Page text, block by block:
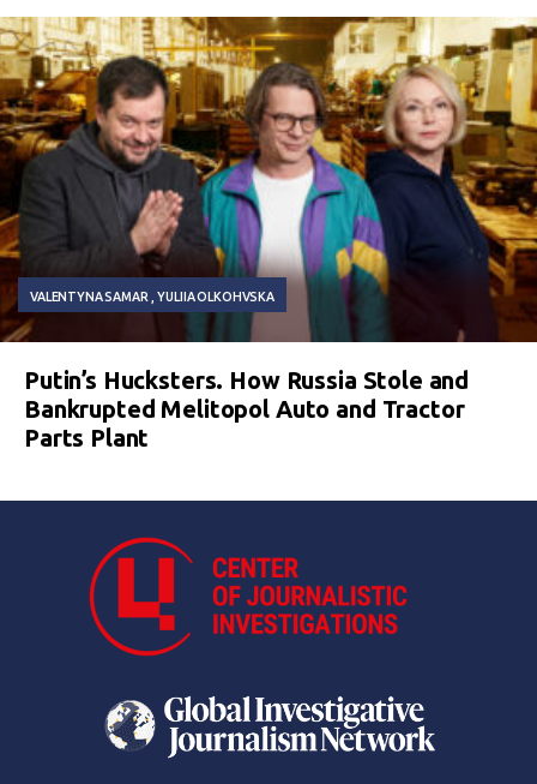
VALENTYNA SAMAR YULIIA OLKOHVSKA
Putin’s Hucksters. How Russia Stole and
Bankrupted Melitopol Auto and Tractor
Parts Plant